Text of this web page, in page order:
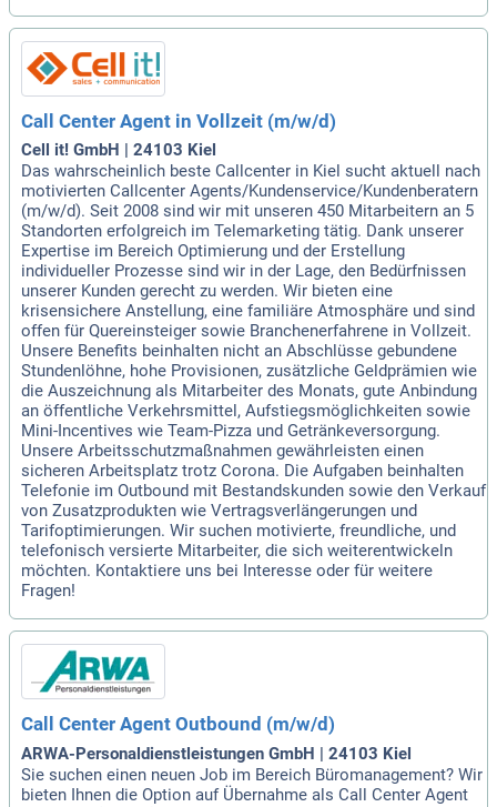
Call Center Agent in Vollzeit (m/w/d)
Cell it! GmbH | 24103 Kiel
Das wahrscheinlich beste Callcenter in Kiel sucht aktuell nach
motivierten Callcenter Agents/Kundenservice/Kundenberatern
(m/w/d). Seit 2008 sind wir mit unseren 450 Mitarbeitern an 5
Standorten erfolgreich im Telemarketing tätig. Dank unserer
Expertise im Bereich Optimierung und der Erstellung
individueller Prozesse sind wir in der Lage, den Bedürfnissen
unserer Kunden gerecht zu werden. Wir bieten eine
krisensichere Anstellung, eine familiäre Atmosphäre und sind
offen für Quereinsteiger sowie Branchenerfahrene in Vollzeit.
Unsere Benefits beinhalten nicht an Abschlüsse gebundene
Stundenlöhne, hohe Provisionen, zusätzliche Geldprämien wie
die Auszeichnung als Mitarbeiter des Monats, gute Anbindung
an öffentliche Verkehrsmittel, Aufstiegsmöglichkeiten sowie
Mini-Incentives wie Team-Pizza und Getränkeversorgung.
Unsere Arbeitsschutzmaßnahmen gewährleisten einen
sicheren Arbeitsplatz trotz Corona. Die Aufgaben beinhalten
Telefonie im Outbound mit Bestandskunden sowie den Verkauf
von Zusatzprodukten wie Vertragsverlängerungen und
Tarifoptimierungen. Wir suchen motivierte, freundliche, und
telefonisch versierte Mitarbeiter, die sich weiterentwickeln
möchten. Kontaktiere uns bei Interesse oder für weitere
Fragen!
Call Center Agent Outbound (m/w/d)
ARWA-Personaldienstleistungen GmbH | 24103 Kiel
Sie suchen einen neuen Job im Bereich Büromanagement? Wir
bieten Ihnen die Option auf Übernahme als Call Center Agent